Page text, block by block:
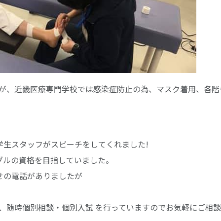
、近畿医療専門学校では感染症防止の為、マスク着用、各
スタッフがスピーチをしてくれました!
の資格を目指していました。
電話がありましたが
随時個別相談・個別入試 を行っていますのでお気軽にご相